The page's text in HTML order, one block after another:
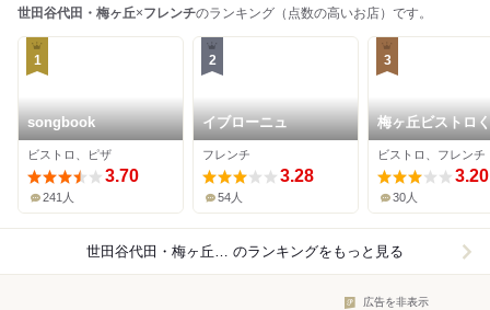
世田谷代田・梅ヶ丘×フレンチのランキング（点数の高いお店）です。
1
songbook
ビストロ、ピザ
3.70
241人
2
イブローニュ
フレンチ
3.28
54人
3
梅ヶ丘ビストロ
ビストロ、フレンチ
3.20
30人
世田谷代田・梅ヶ丘×フレンチ のランキングをもっと見る
広告を非表示